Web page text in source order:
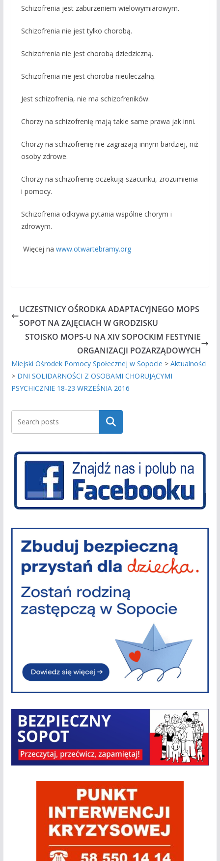
Schizofrenia jest zaburzeniem wielowymiarowym.
Schizofrenia nie jest tylko chorobą.
Schizofrenia nie jest chorobą dziedziczną.
Schizofrenia nie jest choroba nieuleczalną.
Jest schizofrenia, nie ma schizofreników.
Chorzy na schizofrenię mają takie same prawa jak inni.
Chorzy na schizofrenię nie zagrażają innym bardziej, niż
osoby zdrowe.
Chorzy na schizofrenię oczekują szacunku, zrozumienia
i pomocy.
Schizofrenia odkrywa pytania wspólne chorym i
zdrowym.
Więcej na www.otwartebramy.org
UCZESTNICY OŚRODKA ADAPTACYJNEGO MOPS
SOPOT NA ZAJĘCIACH W GRODZISKU
STOISKO MOPS-U NA XIV SOPOCKIM FESTYNIE
ORGANIZACJI POZARZĄDOWYCH
Miejski Ośrodek Pomocy Społecznej w Sopocie > Aktualności
> DNI SOLIDARNOŚCI Z OSOBAMI CHORUJĄCYMI
PSYCHICZNIE 18-23 WRZEŚNIA 2016
Szukaj